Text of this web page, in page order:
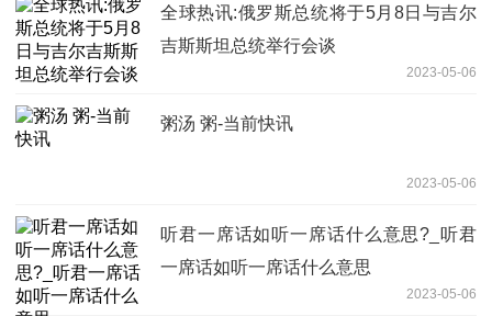
全球热讯:俄罗斯总统将于5月8日与吉尔
吉斯斯坦总统举行会谈
2023-05-06
粥汤 粥-当前快讯
2023-05-06
听君一席话如听一席话什么意思?_听君
一席话如听一席话什么意思
2023-05-06